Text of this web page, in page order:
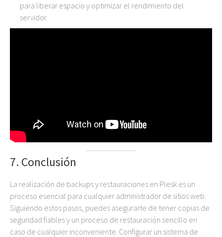
para liberar espacio y optimizar el rendimiento del
servidor.
7. Conclusión
La realización de backups y restauraciones en Plesk es un
proceso esencial para cualquier administrador de sitios web.
Siguiendo estos pasos, puedes asegurarte de tener copias de
seguridad fiables y un proceso de restauración sencillo en
caso de cualquier inconveniente. Configurar un sistema de